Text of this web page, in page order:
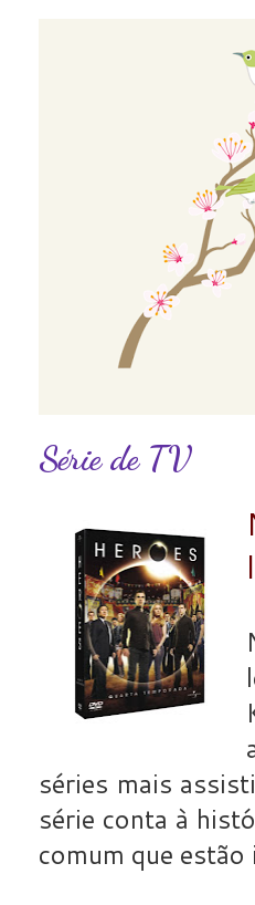
Série de TV
séries mais
série conta à
comum que